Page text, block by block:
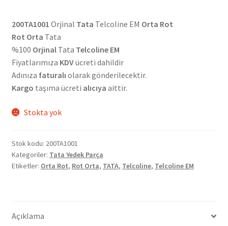
200TA1001 Orjinal Tata Telcoline EM Orta Rot
Rot Orta Tata
%100 OrjinalTata Telcoline EM
Fiyatlarımıza KDVücreti dahildir
Adınıza faturalı olarak gönderilecektir.
Kargo taşıma ücreti alıcıya aittir.
Stokta yok
Stok kodu: 200TA1001
Kategoriler: Tata Yedek Parça
Etiketler: Orta Rot, Rot Orta, TATA, Telcoline, Telcoline EM
Açıklama